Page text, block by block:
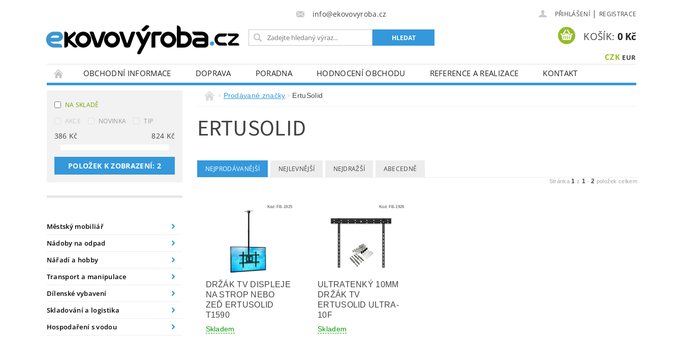
info@ekovovyroba.cz PŘIHLÁŠENÍ | REGISTRACE
CZK EUR
KOŠÍK: 0 Kč
OBCHODNÍ INFORMACE DOPRAVA PORADNA HODNOCENÍ OBCHODU REFERENCE A REALIZACE
KONTAKT
NA SKLADĚ
AKCE
NOVINKA TIP
386 Kč 824 Kč
POLOŽEK K ZOBRAZENÍ: 2
Městský mobiliář
Nádoby na odpad
Nářadí a hobby
Transport a manipulace
Dílenské vybavení
Skladování a logistika
Hospodaření s vodou
Prodávané značky ErtuSolid
ERTUSOLID
NEJPRODÁVANĚJŠÍ NEJLEVNĚJŠÍ NEJDRAŽŠÍ ABECEDNĚ
Stránka1 z 1 - 2 položek celkem
Kód:FB-1925
DRŽÁK TV DISPLEJE
NA STROP NEBO
ZEĎ ERTUSOLID
T1590
Skladem
Kód: FB-1926
ULTRATENKÝ 10MM
DRŽÁK TV
ERTUSOLID ULTRA-
10F
Skladem